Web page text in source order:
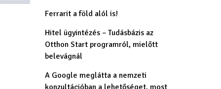
Ferrarit a föld alól is!
Hitel ügyintézés – Tudásbázis az
Otthon Start programról, mielőtt
belevágnál
A Google meglátta a nemzeti
konzultációban a lehetőséget, most